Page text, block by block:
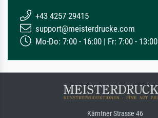
+43 4257 29415
support@meisterdrucke.com
Mo-Do: 7:00 - 16:00 | Fr: 7:00 - 13:00
Kärntner Strasse 46